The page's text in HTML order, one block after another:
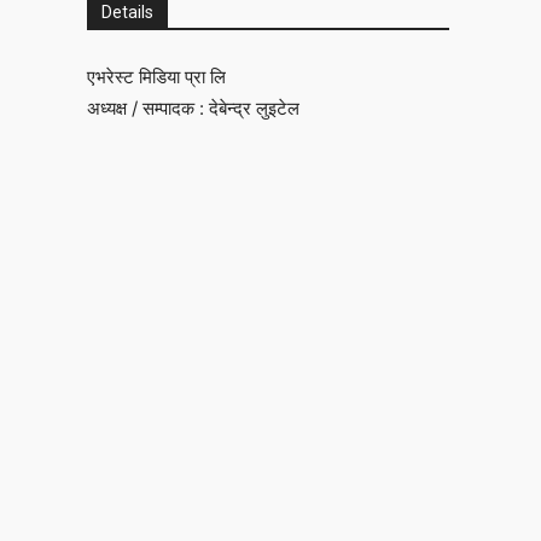
Details
एभरेस्ट मिडिया प्रा लि
अध्यक्ष / सम्पादक : देबेन्द्र लुइटेल